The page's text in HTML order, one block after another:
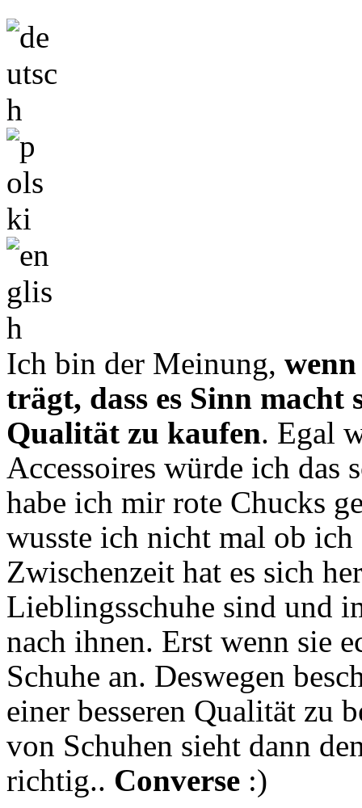
Ich bin der Meinung,
trägt, dass es Sinn macht
Qualität zu kaufen. Egal
Accessoires würde ich das
habe ich mir rote Chucks
wusste ich nicht mal ob
Zwischenzeit hat es sich
Lieblingsschuhe sind und
nach ihnen. Erst wenn sie
Schuhe an. Deswegen
einer besseren Qualität zu
von Schuhen sieht dann
richtig.. Converse :)